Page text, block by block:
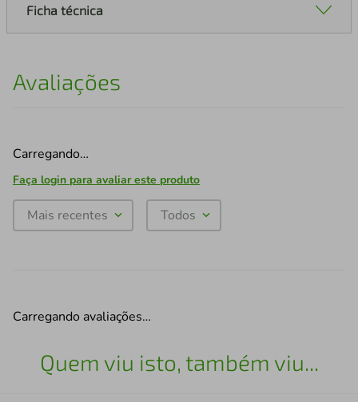
Ficha técnica
Avaliações
Carregando…
Faça login para avaliar este produto
Mais recentes Todos
Carregando avaliações…
Quem viu isto, também viu...